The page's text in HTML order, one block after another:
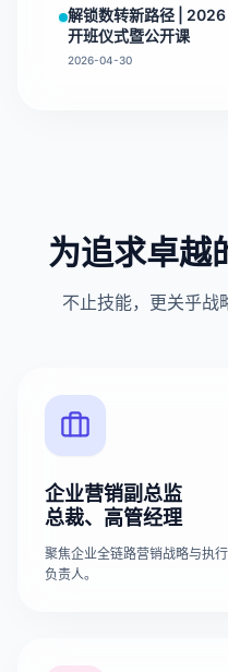
解锁数转新路径 |
开班仪式暨公开课
2026-04-30
为追求卓越
不止技能，更关乎战
企业营销副总监
总裁、高管经理
聚焦企业全链路营销战略与执
负责人。